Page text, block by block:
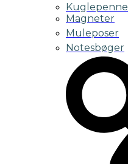
Kuglepenne
Magneter
Muleposer
Notesbøger